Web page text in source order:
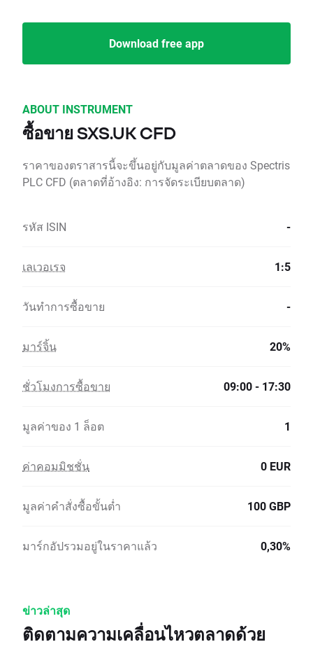
Download free app
ABOUT INSTRUMENT
ซื้อขาย SXS.UK CFD
ราคาของตราสารนี้จะขึ้นอยู่กับมูลค่าตลาดของ Spectris
PLC CFD (ตลาดที่อ้างอิง: การจัดระเบียบตลาด)
รหัส ISIN -
เลเวอเรจ 1:5
วันทำการซื้อขาย -
มาร์จิ้น 20%
ชั่วโมงการซื้อขาย 09:00 - 17:30
มูลค่าของ 1 ล็อต 1
ค่าคอมมิชชั่น 0 EUR
มูลค่าคำสั่งซื้อขั้นต่ำ 100 GBP
มาร์กอัปรวมอยู่ในราคาแล้ว 0,30%
ข่าวล่าสุด
ติดตามความเคลื่อนไหวตลาดด้วย